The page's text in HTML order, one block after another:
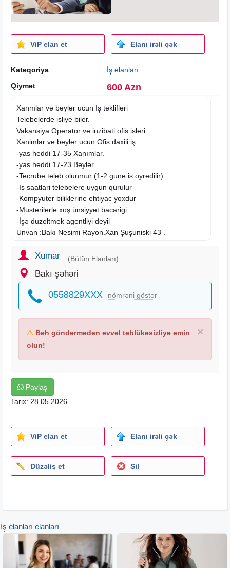
ViP elan et Elanı irəli çək
Kateqoriya
İş elanları
Qiymət
600 Azn
Xanmlar və bəylər ucun Iş teklifleri
Telebelerde isliye biler.
Vakansiya:Operator ve inzibati ofis isleri.
Xanimlar ve beyler ucun Ofis daxili iş.
-yas heddi 17-35 Xanımlar.
-yas heddi 17-23 Bəylər.
-Tecrube teleb olunmur (1-2 gune is oyredilir)
-Is saatlari telebelere uygun qurulur
-Kompyuter biliklerine ehtiyac yoxdur
-Musterilerle xoş ünsiyyət bacarigi
-İşə duzeltmek agentliyi deyil
Ünvan :Bakı Nesimi Rayon.Xan Şuşuniski 43 .
Xumar (Bütün Elanları)
Bakı şəhəri
0558829XXX nömrəni göstər
×
⚠ Beh göndərmədən əvvəl təhlükəsizliyə əmin
olun!
Paylaş
Tarix: 28.05.2026
ViP elan et Elanı irəli çək
Düzəliş et Sil
İş elanları elanları